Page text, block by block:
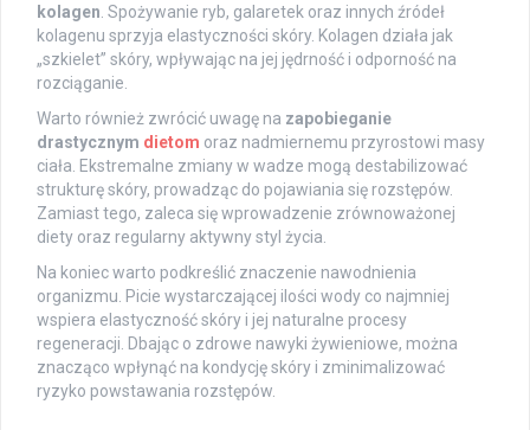
kolagen. Spożywanie ryb, galaretek oraz innych źródeł
kolagenu sprzyja elastyczności skóry. Kolagen działa jak
„szkielet” skóry, wpływając na jej jędrność i odporność na
rozciąganie.
Warto również zwrócić uwagę na zapobieganie
drastycznym dietom oraz nadmiernemu przyrostowi masy
ciała. Ekstremalne zmiany w wadze mogą destabilizować
strukturę skóry, prowadząc do pojawiania się rozstępów.
Zamiast tego, zaleca się wprowadzenie zrównoważonej
diety oraz regularny aktywny styl życia.
Na koniec warto podkreślić znaczenie nawodnienia
organizmu. Picie wystarczającej ilości wody co najmniej
wspiera elastyczność skóry i jej naturalne procesy
regeneracji. Dbając o zdrowe nawyki żywieniowe, można
znacząco wpłynąć na kondycję skóry i zminimalizować
ryzyko powstawania rozstępów.